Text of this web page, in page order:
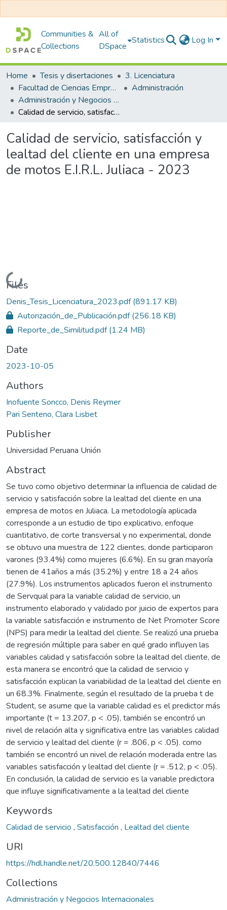
Communities &
Collections
All of
DSpace
Statistics Log In
Home Tesis y disertaciones
3. Licenciatura
Facultad de Ciencias Empresariales
Administración
Administración y Negocios Internacionales
Calidad de servicio, satisfacción y lealtad del cliente en una empresa de motos E.I.R.L. Juliaca - 2023
Calidad de servicio, satisfacción y
lealtad del cliente en una empresa
de motos E.I.R.L. Juliaca - 2023
Loading...
Files
Denis_Tesis_Licenciatura_2023.pdf(891.17 KB)
Autorización_de_Publicación.pdf(256.18 KB)
Reporte_de_Similitud.pdf(1.24 MB)
Date
2023-10-05
Authors
Inofuente Soncco, Denis Reymer
Pari Senteno, Clara Lisbet
Publisher
Universidad Peruana Unión
Abstract
Se tuvo como objetivo determinar la influencia de calidad de
servicio y satisfacción sobre la lealtad del cliente en una
empresa de motos en Juliaca. La metodología aplicada
corresponde a un estudio de tipo explicativo, enfoque
cuantitativo, de corte transversal y no experimental, donde
se obtuvo una muestra de 122 clientes, donde participaron
varones (93.4%) como mujeres (6.6%). En su gran mayoría
tienen de 41años a más (35.2%) y entre 18 a 24 años
(27.9%). Los instrumentos aplicados fueron el instrumento
de Servqual para la variable calidad de servicio, un
instrumento elaborado y validado por juicio de expertos para
la variable satisfacción e instrumento de Net Promoter Score
(NPS) para medir la lealtad del cliente. Se realizó una prueba
de regresión múltiple para saber en qué grado influyen las
variables calidad y satisfacción sobre la lealtad del cliente, de
esta manera se encontró que la calidad de servicio y
satisfacción explican la variabilidad de la lealtad del cliente en
un 68.3%. Finalmente, según el resultado de la prueba t de
Student, se asume que la variable calidad es el predictor más
importante (t = 13.207, p < .05), también se encontró un
nivel de relación alta y significativa entre las variables calidad
de servicio y lealtad del cliente (r = .806, p < .05). como
también se encontró un nivel de relación moderada entre las
variables satisfacción y lealtad del cliente (r = .512, p < .05).
En conclusión, la calidad de servicio es la variable predictora
que influye significativamente a la lealtad del cliente
Keywords
Calidad de servicio , Satisfacción , Lealtad del cliente
URI
https://hdl.handle.net/20.500.12840/7446
Collections
Administración y Negocios Internacionales